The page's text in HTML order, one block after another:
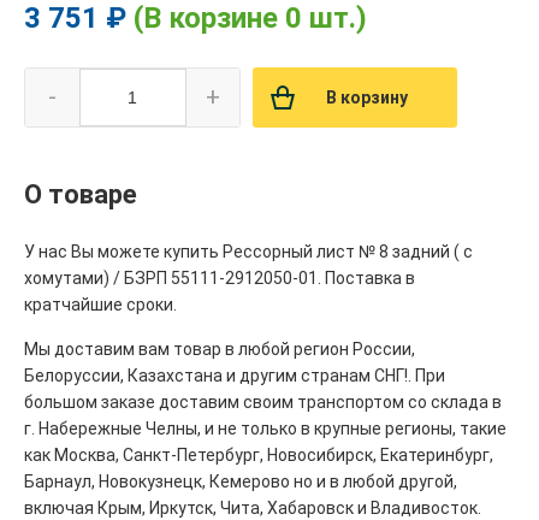
3 751 ₽ (В корзине 0 шт.)
- + В корзину
О товаре
У нас Вы можете купить Рессорный лист № 8 задний ( с
хомутами) / БЗРП 55111-2912050-01. Поставка в
кратчайшие сроки.
Мы доставим вам товар в любой регион России,
Белоруссии, Казахстана и другим странам СНГ!. При
большом заказе доставим своим транспортом со склада в
г. Набережные Челны, и не только в крупные регионы, такие
как Москва, Санкт-Петербург, Новосибирск, Екатеринбург,
Барнаул, Новокузнецк, Кемерово но и в любой другой,
включая Крым, Иркутск, Чита, Хабаровск и Владивосток.